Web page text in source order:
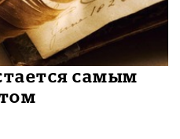
самым